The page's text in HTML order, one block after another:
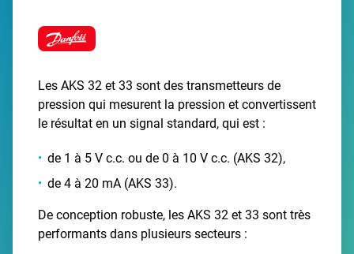
Les AKS 32 et 33 sont des transmetteurs de
pression qui mesurent la pression et convertissent
le résultat en un signal standard, qui est :
de 1 à 5 V c.c. ou de 0 à 10 V c.c. (AKS 32),
de 4 à 20 mA (AKS 33).
De conception robuste, les AKS 32 et 33 sont très
performants dans plusieurs secteurs :